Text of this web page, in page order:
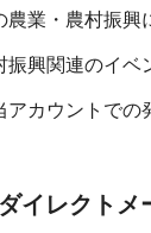
農業・農村振興
振興関連のイベ
アカウントでの
イレクトメ